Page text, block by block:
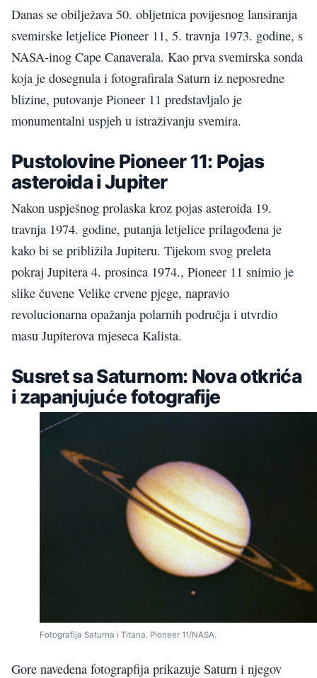
Danas se obilježava 50. obljetnica povijesnog lansiranja
svemirske letjelice Pioneer 11, 5. travnja 1973. godine, s
NASA-inog Cape Canaverala. Kao prva svemirska sonda
koja je dosegnula i fotografirala Saturn iz neposredne
blizine, putovanje Pioneer 11 predstavljalo je
monumentalni uspjeh u istraživanju svemira.
Pustolovine Pioneer 11: Pojas
asteroida i Jupiter
Nakon uspješnog prolaska kroz pojas asteroida 19.
travnja 1974. godine, putanja letjelice prilagođena je
kako bi se približila Jupiteru. Tijekom svog preleta
pokraj Jupitera 4. prosinca 1974., Pioneer 11 snimio je
slike čuvene Velike crvene pjege, napravio
revolucionarna opažanja polarnih područja i utvrdio
masu Jupiterova mjeseca Kalista.
Susret sa Saturnom: Nova otkrića
i zapanjujuće fotografije
Fotografija Saturna i Titana. Pioneer 11/NASA.
Gore navedena fotograpfija prikazuje Saturn i njegov